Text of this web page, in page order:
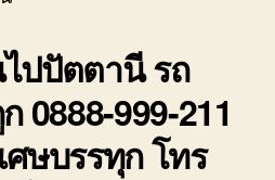
ปปัตตานี รถ
0888-999-211
ศษบรรทุก โทร